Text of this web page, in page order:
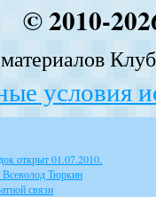
© 2010-
условия
открыт 01.07.2010.
Всеволод Тюркин
связи